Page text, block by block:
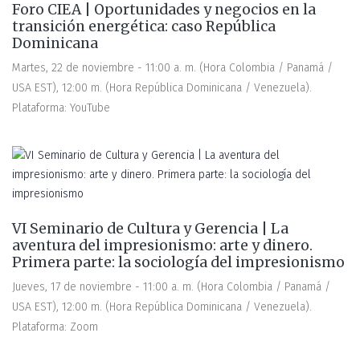
Foro CIEA | Oportunidades y negocios en la
transición energética: caso República
Dominicana
Martes, 22 de noviembre - 11:00 a. m. (Hora Colombia / Panamá /
USA EST), 12:00 m. (Hora República Dominicana / Venezuela).
Plataforma: YouTube
VI Seminario de Cultura y Gerencia | La
aventura del impresionismo: arte y dinero.
Primera parte: la sociología del impresionismo
Jueves, 17 de noviembre - 11:00 a. m. (Hora Colombia / Panamá /
USA EST), 12:00 m. (Hora República Dominicana / Venezuela).
Plataforma: Zoom